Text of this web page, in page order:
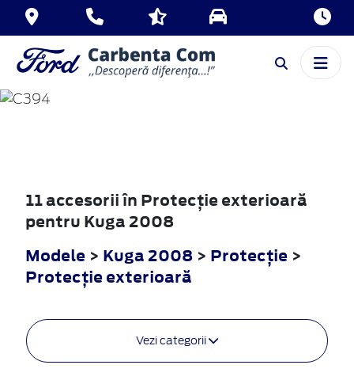
KUGA
11 accesorii în Protecţie exterioară
pentru Kuga 2008
Modele > Kuga 2008 > Protecţie >
Protecţie exterioară
Vezi categorii